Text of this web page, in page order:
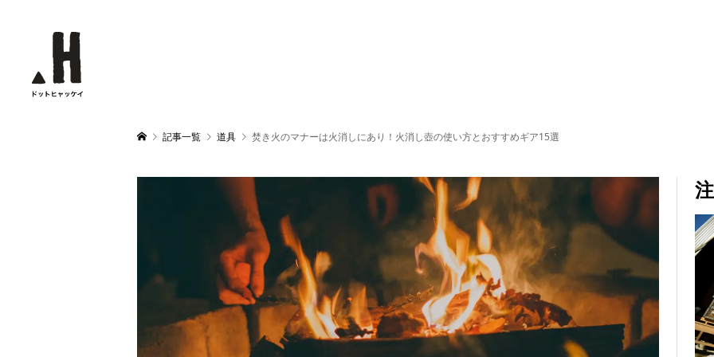
記事一覧 道具 焚き火のマナーは火消しにあり！火消し壺の使い方とおすすめギア15選